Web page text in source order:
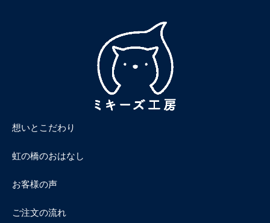
想いとこだわり
虹の橋のおはなし
お客様の声
ご注文の流れ